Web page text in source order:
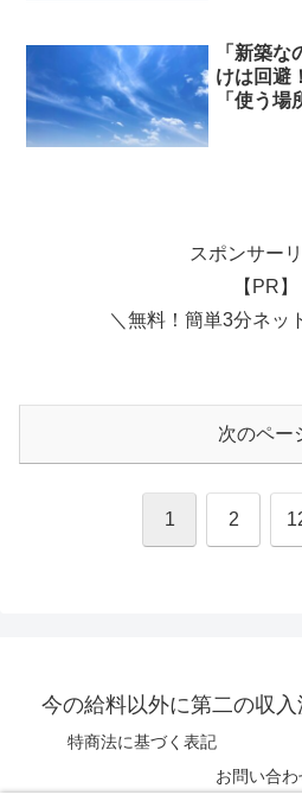
「新築
けは回避
「使う
スポンサー
【PR】
＼無料！簡単3分ネッ
次のペー
1 2
今の給料以外に第二の収
特商法に基づく表記
お問い合わ